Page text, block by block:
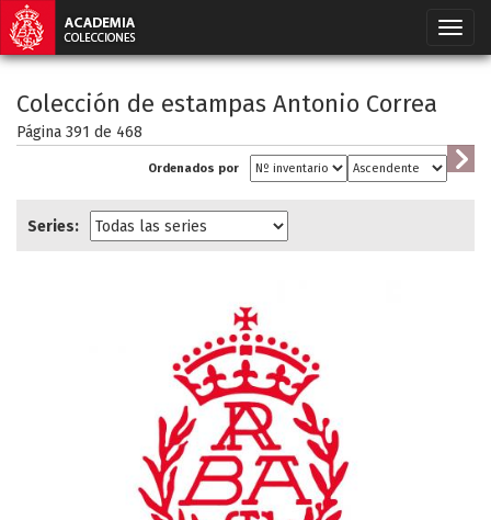
Colección de estampas Antonio Correa
Página 391 de 468
Ordenados por
Series: